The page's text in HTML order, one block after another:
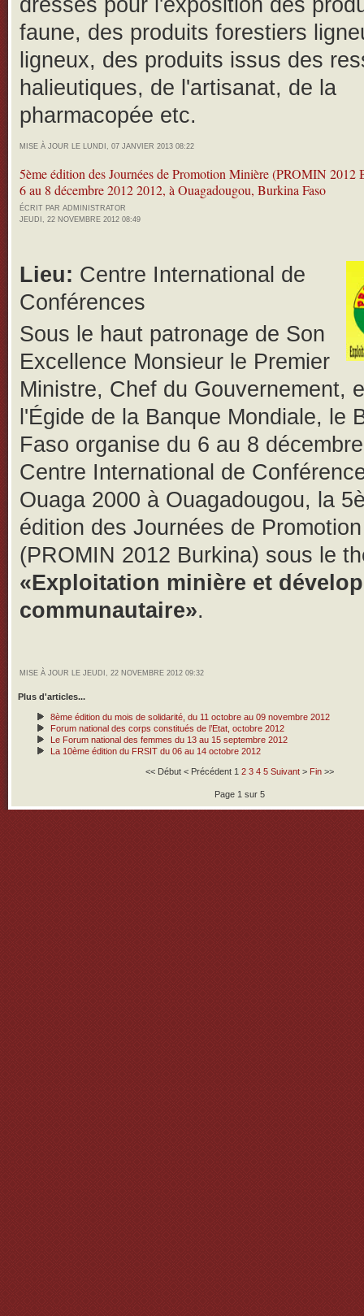
dressés pour l'exposition des
faune, des produits forestiers
ligneux, des produits issus des
halieutiques, de l'artisanat, de la
pharmacopée etc.
MISE À JOUR LE LUNDI, 07 JANVIER 2013 08:22
5ème édition des Journées de Promotion Minière (PROMIN 2012
6 au 8 décembre 2012 2012, à Ouagadougou, Burkina Faso
ÉCRIT PAR ADMINISTRATOR
JEUDI, 22 NOVEMBRE 2012 08:49
Lieu: Centre International de
Conférences
Sous le haut patronage de Son
Excellence Monsieur le Premier
Ministre, Chef du Gouvernement,
l'Égide de la Banque Mondiale, le
Faso organise du 6 au 8
Centre International de
Ouaga 2000 à Ouagadougou, la
édition des Journées de
(PROMIN 2012 Burkina) sous le
«Exploitation minière et
communautaire».
MISE À JOUR LE JEUDI, 22 NOVEMBRE 2012 09:32
Plus d'articles...
8ème édition du mois de solidarité, du 11 octobre au 09 novembre 2012
Forum national des corps constitués de l’Etat, octobre 2012
Le Forum national des femmes du 13 au 15 septembre 2012
La 10ème édition du FRSIT du 06 au 14 octobre 2012
<< Début < Précédent 1 2 3 4 5 Suivant > Fin >>
Page 1 sur 5